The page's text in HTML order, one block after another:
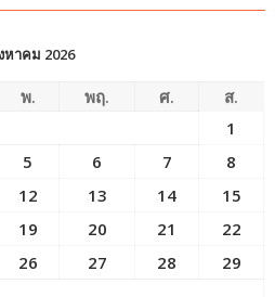
หาคม 2026
พ. พฤ. ศ.
ส.
1
5 6 7
8
12 13 14
15
19 20 21
22
26 27 28
29